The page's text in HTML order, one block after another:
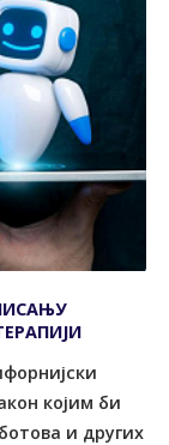
којим би
и других